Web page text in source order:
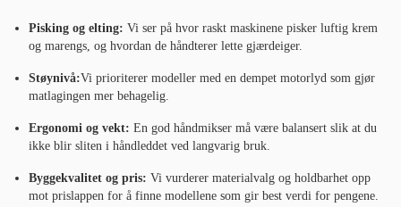
Pisking og elting: Vi ser på hvor raskt maskinene pisker luftig krem
og marengs, og hvordan de håndterer lette gjærdeiger.
Støynivå:Vi prioriterer modeller med en dempet motorlyd som gjør
matlagingen mer behagelig.
Ergonomi og vekt: En god håndmikser må være balansert slik at du
ikke blir sliten i håndleddet ved langvarig bruk.
Byggekvalitet og pris: Vi vurderer materialvalg og holdbarhet opp
mot prislappen for å finne modellene som gir best verdi for pengene.